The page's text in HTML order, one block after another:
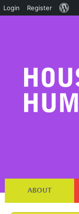
ABOUT
Login Register